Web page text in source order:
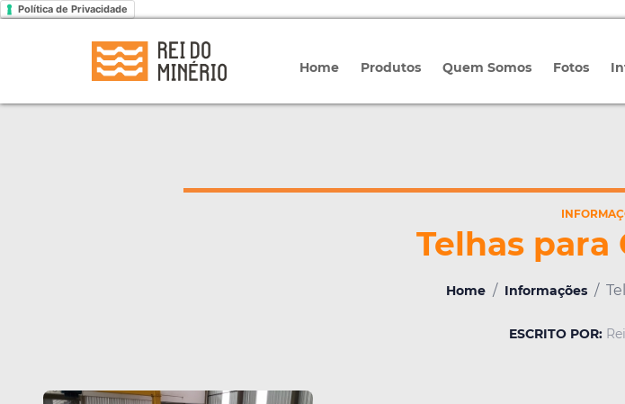
Política de Privacidade
Home Produtos Quem Somos Fotos
Telhas
Home / Informações /
ESCRITO POR: